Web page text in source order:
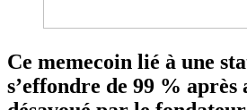
Ce memecoin lié à une
s’effondre de 99 % après